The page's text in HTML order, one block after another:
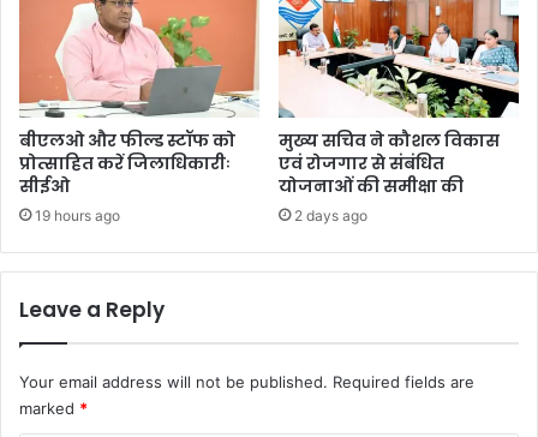
बीएलओ और फील्ड स्टॉफ को
प्रोत्साहित करें जिलाधिकारीः
सीईओ
19 hours ago
मुख्य सचिव ने कौशल विकास
एवं रोजगार से संबंधित
योजनाओं की समीक्षा की
2 days ago
Leave a Reply
Your email address will not be published. Required fields are
marked *